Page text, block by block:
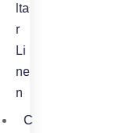
lta
r
Li
ne
n
C